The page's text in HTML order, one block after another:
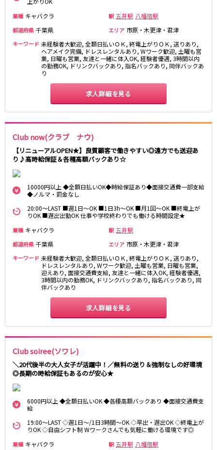
業種 キャバクラ 駅 五井駅 八幡宿駅
都道府県 千葉県 エリア 市原・木更津・君津
キーワード 未経験者大歓迎, 全額日払いＯＫ, 終電上がりＯＫ, 送りあり,
ヘアメイク完備, ドレスレンタルあり, Wワーク歓迎, 土曜も営
業, 日曜も営業, 友達と一緒に体入OK, 経験者優遇, 3時間以内
の勤務OK, ドリンクバックあり, 指名バックあり, 同伴バックあ
り
求人詳細を見る
Club now(クラブ ナウ)
【リニューアルOPEN★】良質顧客で働きやすい◎遠方でも送迎あ
り♪高時給保証＆各種高額バックあり☆
10000円以上 ◆全額日払いOK◆時給保証あり◆面接交通費一部支給
◆ノルマ・罰金なし
20:00～LAST ■週1日～OK ■1日3h～OK ■月1回～OK ■終電上が
りOK ■遅出出勤OK 仕事や学校終わりでも働ける時間設定★
業種 キャバクラ 駅 五井駅
都道府県 千葉県 エリア 市原・木更津・君津
キーワード 未経験者大歓迎, 全額日払いＯＫ, 終電上がりＯＫ, 送りあり,
ドレスレンタルあり, Wワーク歓迎, 土曜も営業, 日曜も営業,
迎えあり, 面接交通費支給, 友達と一緒に体入OK, 経験者優遇,
3時間以内の勤務OK, ドリンクバックあり, 指名バックあり, 同
伴バックあり
求人詳細を見る
Club soiree(ソワレ)
＼20代後半の大人女子が活躍中！／無料の送り＆強制なしの好環境
◎長期の時給保証もあるのが安心★
6000円以上 ◆全額日払いOK ◆各種高額バックあり ◆面接交通費支
給
19:00～LAST ◇週1日～/1日3時間～OK ◇早出・遅出OK ◇終電上が
りOK ◇自由シフト制 Wワークさんでも気軽に働ける環境です◎
業種 キャバクラ 駅 五井駅 八幡宿駅
相模原駅
橋本駅
新横浜駅
淵野辺駅
矢部駅
成瀬駅
古淵駅
菊名駅
東急田園都市線
溝の口駅
三軒茶屋駅
鷺沼駅
たまプラーザ駅
あざみ野駅
藤が丘駅
二子玉川駅
中央林間駅
宮前平駅
桜新町駅
東急世田谷線
三軒茶屋駅
下高井戸駅
宮の坂駅
JR南武線
立川駅
川崎駅
武蔵溝ノ口駅
武蔵小杉駅
府中本町駅
JR横須賀線
品川駅
戸塚駅
東戸塚駅
久里浜駅
横須賀駅
JR埼京線
池袋駅
大宮駅
新宿駅
赤羽駅